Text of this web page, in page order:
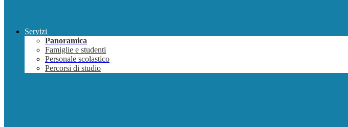
Servizi
Panoramica
Famiglie e studenti
Personale scolastico
Percorsi di studio